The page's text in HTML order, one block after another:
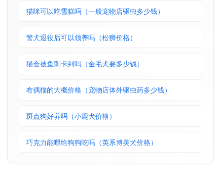
猫咪可以吃雪糕吗（一般宠物店驱虫多少钱）
警犬退役后可以领养吗（松狮价格）
猫会被鱼刺卡到吗（金毛犬要多少钱）
布偶猫的大概价格（宠物店体外驱虫药多少钱）
斑点狗好养吗（小鹿犬价格）
巧克力能喂给狗狗吃吗（英系博美犬价格）